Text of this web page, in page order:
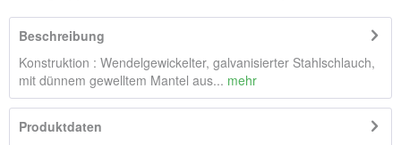
Beschreibung
Konstruktion : Wendelgewickelter, galvanisierter Stahlschlauch,
mit dünnem gewelltem Mantel aus... mehr
Produktdaten